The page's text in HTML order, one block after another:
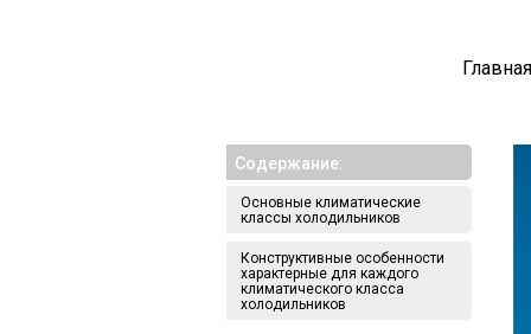
Главная
Cодержание:
Основные климатические
классы холодильников
Конструктивные особенности
характерные для каждого
климатического класса
холодильников